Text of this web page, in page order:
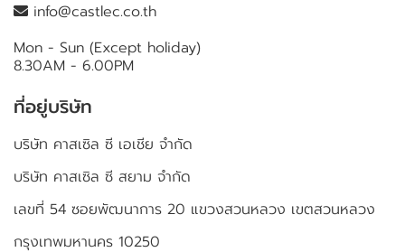
info@castlec.co.th
Mon - Sun (Except holiday)
8.30AM - 6.00PM
ที่อยู่บริษัท
บริษัท คาสเซิล ซี เอเชีย จำกัด
บริษัท คาสเซิล ซี สยาม จำกัด
เลขที่ 54 ซอยพัฒนาการ 20 แขวงสวนหลวง เขตสวนหลวง
กรุงเทพมหานคร 10250